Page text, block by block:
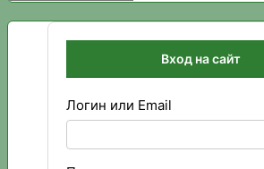
Вход на сайт
Логин или Email